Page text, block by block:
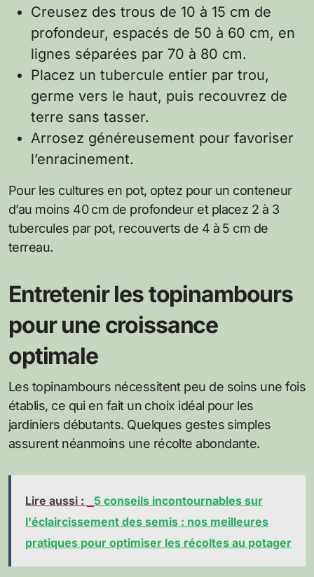
Creusez des trous de 10 à 15 cm de
profondeur, espacés de 50 à 60 cm, en
lignes séparées par 70 à 80 cm.
Placez un tubercule entier par trou,
germe vers le haut, puis recouvrez de
terre sans tasser.
Arrosez généreusement pour favoriser
l’enracinement.
Pour les cultures en pot, optez pour un conteneur
d’au moins 40 cm de profondeur et placez 2 à 3
tubercules par pot, recouverts de 4 à 5 cm de
terreau.
Entretenir les topinambours
pour une croissance
optimale
Les topinambours nécessitent peu de soins une fois
établis, ce qui en fait un choix idéal pour les
jardiniers débutants. Quelques gestes simples
assurent néanmoins une récolte abondante.
Lire aussi :
5 conseils incontournables sur
l'éclaircissement des semis : nos meilleures
pratiques pour optimiser les récoltes au potager